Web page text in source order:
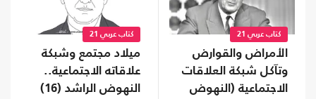
كتاب عربي 21
الأمراض والقوارض
وتآكل شبكة العلاقات
الاجتماعية (النهوض
كتاب عربي 21
ميلاد مجتمع وشبكة
علاقاته الاجتماعية..
النهوض الراشد (16)